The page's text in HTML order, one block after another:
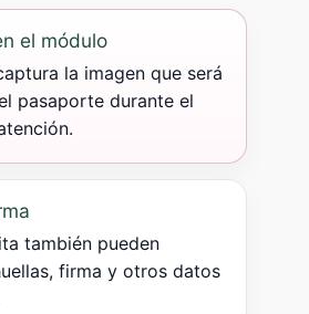
el módulo
la imagen que será
pasaporte durante el
también pueden
firma y otros datos